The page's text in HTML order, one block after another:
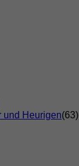
und Heurigen(63)